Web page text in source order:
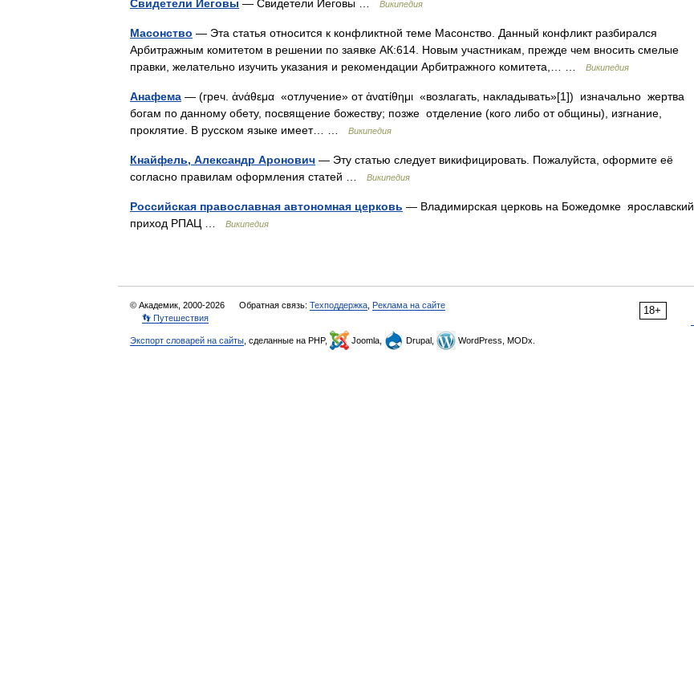
Свидетели Иеговы — Свидетели Иеговы … Википедия
Масонство — Эта статья относится к конфликтной теме Масонство. Данный конфликт разбирался
Арбитражным комитетом в решении по заявке АК:614. Новым участникам, прежде чем вносить смелые
правки, желательно изучить указания и рекомендации Арбитражного комитета,… …
Википедия
Анафема — (греч. ἀνάθεμα «отлучение» от ἀνατίθημι «возлагать, накладывать»[1]) изначально жертва
богам по данному обету, посвящение божеству; позже отделение (кого либо от общины), изгнание,
проклятие. В русском языке имеет… …
Википедия
Кнайфель, Александр Аронович — Эту статью следует викифицировать. Пожалуйста, оформите её
согласно правилам оформления статей …
Википедия
Российская православная автономная церковь — Владимирская церковь на Божедомке ярославский
приход РПАЦ …
Википедия
18+
© Академик, 2000-2026 Обратная связь: Техподдержка Реклама на сайте
👣 Путешествия
Экспорт словарей на сайты , сделанные на PHP, Joomla, Drupal, WordPress, MODx.